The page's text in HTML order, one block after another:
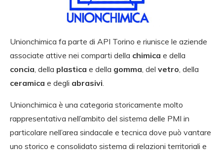
Unionchimica fa parte di API Torino e riunisce le aziende
associate attive nei comparti della chimica e della
concia, della plastica e della gomma, del vetro, della
ceramica e degli abrasivi.
Unionchimica è una categoria storicamente molto
rappresentativa nell’ambito del sistema delle PMI in
particolare nell’area sindacale e tecnica dove può vantare
uno storico e consolidato sistema di relazioni territoriali e